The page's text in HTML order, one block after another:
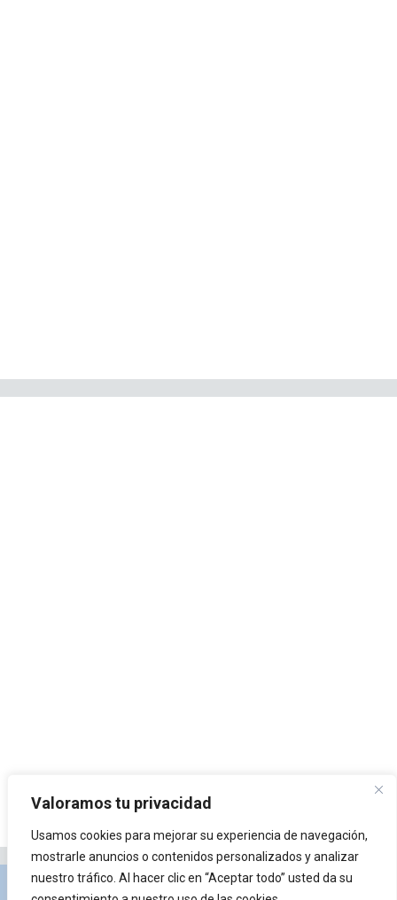
Valoramos tu privacidad
Usamos cookies para mejorar su experiencia de navegación,
mostrarle anuncios o contenidos personalizados y analizar
nuestro tráfico. Al hacer clic en “Aceptar todo” usted da su
Privacidad y Política de Cookies Portal de